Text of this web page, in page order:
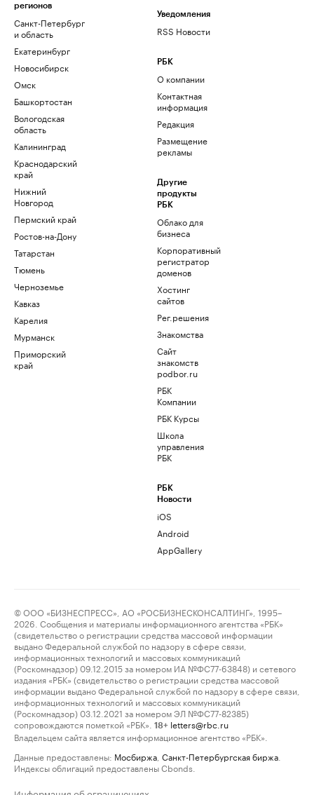
регионов
Санкт-Петербург
и область
Екатеринбург
Новосибирск
Омск
Башкортостан
Вологодская
область
Калининград
Краснодарский
край
Нижний
Новгород
Пермский край
Ростов-на-Дону
Татарстан
Тюмень
Черноземье
Кавказ
Карелия
Мурманск
Приморский
край
Уведомления
RSS Новости
РБК
О компании
Контактная
информация
Редакция
Размещение
рекламы
Другие
продукты
РБК
Облако для
бизнеса
Корпоративный
регистратор
доменов
Хостинг
сайтов
Рег.решения
Знакомства
Сайт
знакомств
podbor.ru
РБК
Компании
РБК Курсы
Школа
управления
РБК
РБК
Новости
iOS
Android
AppGallery
© ООО «БИЗНЕСПРЕСС», АО «РОСБИЗНЕСКОНСАЛТИНГ», 1995–
2026. Сообщения и материалы информационного агентства «РБК»
(свидетельство о регистрации средства массовой информации
выдано Федеральной службой по надзору в сфере связи,
информационных технологий и массовых коммуникаций
(Роскомнадзор) 09.12.2015 за номером ИА №ФС77-63848) и сетевого
издания «РБК» (свидетельство о регистрации средства массовой
информации выдано Федеральной службой по надзору в сфере связи,
информационных технологий и массовых коммуникаций
(Роскомнадзор) 03.12.2021 за номером ЭЛ №ФС77-82385)
сопровождаются пометкой «РБК».
18+ letters@rbc.ru
Владельцем сайта является информационное агентство «РБК».
Данные предоставлены: Мосбиржа Санкт-Петербургская биржа
Индексы облигаций предоставлены Cbonds.